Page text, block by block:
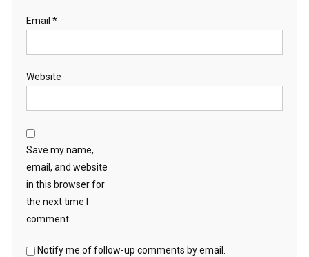
Email *
Website
Save my name,
email, and website
in this browser for
the next time I
comment.
Notify me of follow-up comments by email.